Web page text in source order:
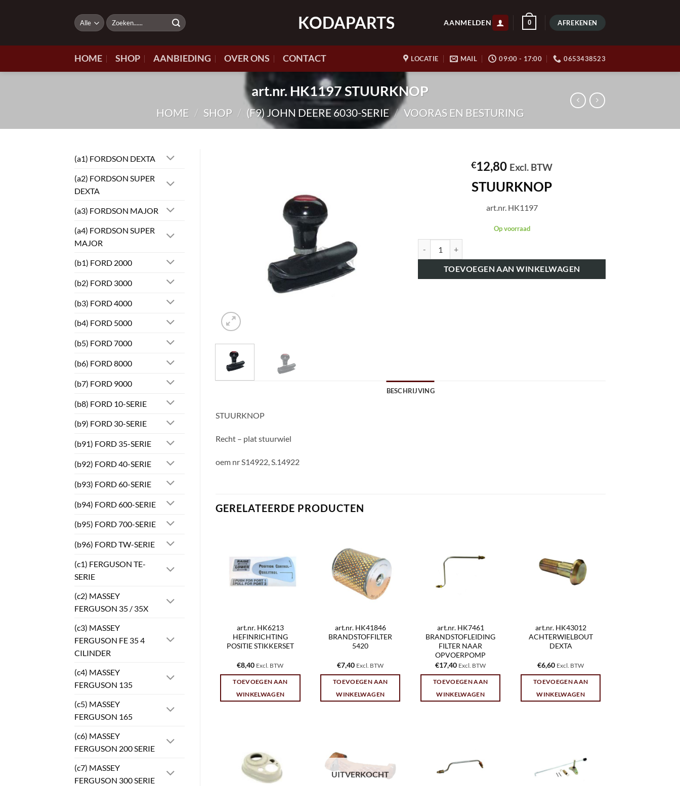
KODAPARTS
Zoeken
naar:
AANMELDEN 0 AFREKENEN
HOME SHOP AANBIEDING OVER ONS CONTACT LOCATIE MAIL 09:00 - 17:00 0653438523
art.nr. HK1197 STUURKNOP
HOME / SHOP / (F9) JOHN DEERE 6030-SERIE / VOORAS EN BESTURING
(a1) FORDSON DEXTA
(a2) FORDSON SUPER
DEXTA
(a3) FORDSON MAJOR
(a4) FORDSON SUPER
MAJOR
(b1) FORD 2000
(b2) FORD 3000
(b3) FORD 4000
(b4) FORD 5000
(b5) FORD 7000
(b6) FORD 8000
(b7) FORD 9000
(b8) FORD 10-SERIE
(b9) FORD 30-SERIE
(b91) FORD 35-SERIE
(b92) FORD 40-SERIE
(b93) FORD 60-SERIE
(b94) FORD 600-SERIE
(b95) FORD 700-SERIE
(b96) FORD TW-SERIE
(c1) FERGUSON TE-
SERIE
(c2) MASSEY
FERGUSON 35 / 35X
(c3) MASSEY
FERGUSON FE 35 4
CILINDER
(c4) MASSEY
FERGUSON 135
(c5) MASSEY
FERGUSON 165
(c6) MASSEY
FERGUSON 200 SERIE
(c7) MASSEY
FERGUSON 300 SERIE
€12,80 Excl. BTW
STUURKNOP
art.nr. HK1197
Op voorraad
TOEVOEGEN AAN WINKELWAGEN
BESCHRIJVING
STUURKNOP
Recht – plat stuurwiel
oem nr S14922, S.14922
GERELATEERDE PRODUCTEN
art.nr. HK6213
HEFINRICHTING
POSITIE STIKKERSET
€8,40 Excl. BTW
TOEVOEGEN AAN
WINKELWAGEN
art.nr. HK41846
BRANDSTOFFILTER
5420
€7,40 Excl. BTW
TOEVOEGEN AAN
WINKELWAGEN
art.nr. HK7461
BRANDSTOFLEIDING
FILTER NAAR
OPVOERPOMP
€17,40 Excl. BTW
TOEVOEGEN AAN
WINKELWAGEN
art.nr. HK43012
ACHTERWIELBOUT
DEXTA
€6,60 Excl. BTW
TOEVOEGEN AAN
WINKELWAGEN
UITVERKOCHT